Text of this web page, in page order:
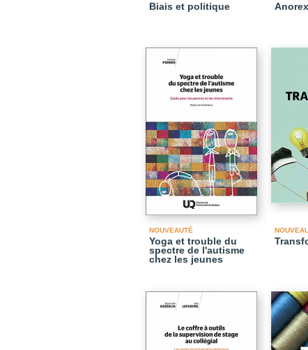
Biais et politique
NOUVEAUTÉ
Yoga et trouble du
spectre de l'autisme
chez les jeunes